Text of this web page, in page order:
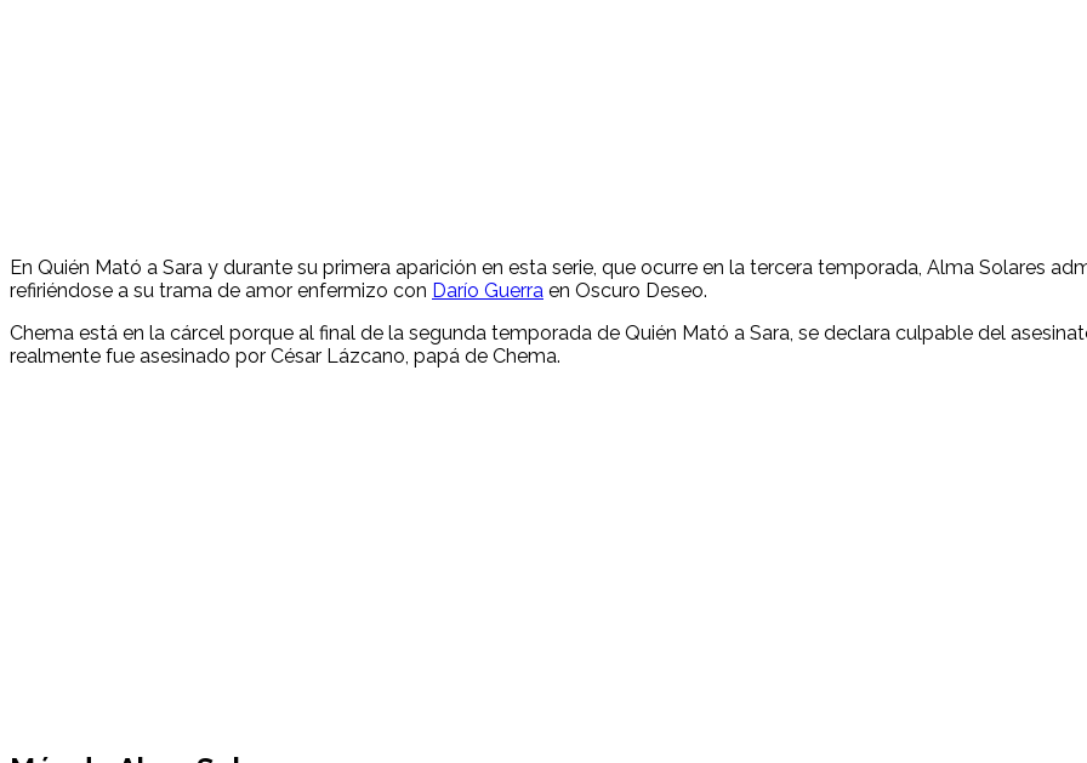
En Quién Mató a Sara y durante su primera aparición en esta serie, que ocurre en la tercera temporada, Alma Solares
refiriéndose a su trama de amor enfermizo con Darío Guerra en Oscuro Deseo.
Chema está en la cárcel porque al final de la segunda temporada de Quién Mató a Sara, se declara culpable del
realmente fue asesinado por César Lázcano, papá de Chema.